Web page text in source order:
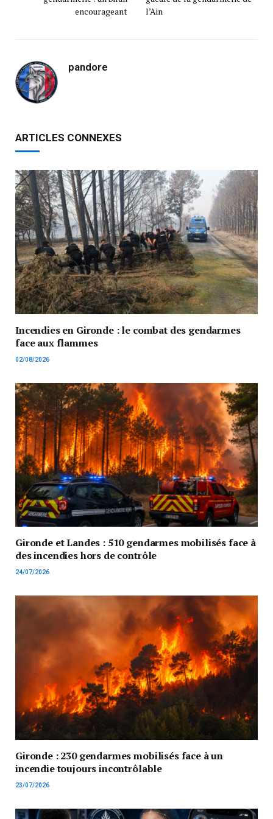
encourageant
l’Ain
pandore
ARTICLES CONNEXES
Incendies en Gironde : le combat des gendarmes
face aux flammes
02/08/2026
Gironde et Landes : 510 gendarmes mobilisés face à
des incendies hors de contrôle
24/07/2026
Gironde : 230 gendarmes mobilisés face à un
incendie toujours incontrôlable
23/07/2026